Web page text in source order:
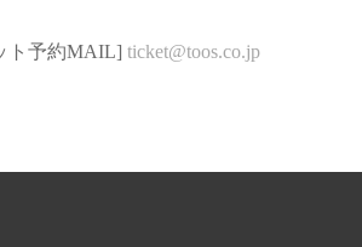
ト予約MAIL] ticket@toos.co.jp